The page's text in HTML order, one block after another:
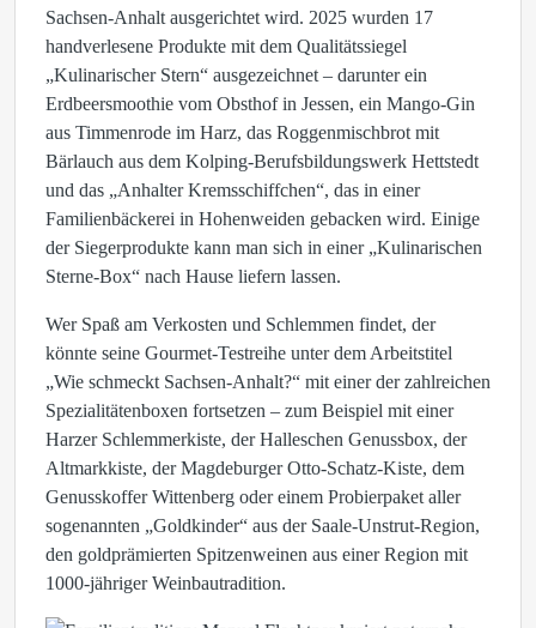
Sachsen-Anhalt ausgerichtet wird. 2025 wurden 17
handverlesene Produkte mit dem Qualitätssiegel
„Kulinarischer Stern“ ausgezeichnet – darunter ein
Erdbeersmoothie vom Obsthof in Jessen, ein Mango-Gin
aus Timmenrode im Harz, das Roggenmischbrot mit
Bärlauch aus dem Kolping-Berufsbildungswerk Hettstedt
und das „Anhalter Kremsschiffchen“, das in einer
Familienbäckerei in Hohenweiden gebacken wird. Einige
der Siegerprodukte kann man sich in einer „Kulinarischen
Sterne-Box“ nach Hause liefern lassen.
Wer Spaß am Verkosten und Schlemmen findet, der
könnte seine Gourmet-Testreihe unter dem Arbeitstitel
„Wie schmeckt Sachsen-Anhalt?“ mit einer der zahlreichen
Spezialitätenboxen fortsetzen – zum Beispiel mit einer
Harzer Schlemmerkiste, der Halleschen Genussbox, der
Altmarkkiste, der Magdeburger Otto-Schatz-Kiste, dem
Genusskoffer Wittenberg oder einem Probierpaket aller
sogenannten „Goldkinder“ aus der Saale-Unstrut-Region,
den goldprämierten Spitzenweinen aus einer Region mit
1000-jähriger Weinbautradition.